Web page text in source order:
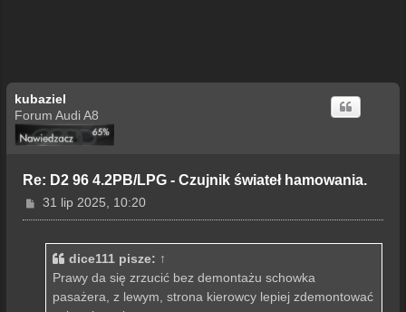
kubaziel
Forum Audi A8
Re: D2 96 4.2PB/LPG - Czujnik świateł hamowania.
P
o
31 lip 2025, 10:20
dice111 pisze: ↑
Prawy da się zrzucić bez demontażu schowka
pasażera, z lewym, strona kierowcy lepiej zdemontować